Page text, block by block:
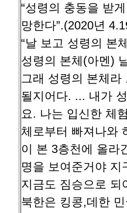
“성령의 충동을 받
망한다”.(2020년
“날 보고 성령의 본
성령의 본체(아멘)
그래 성령의 본체라
될지어다. ... 내가
요. 나는 입신한 체
체로부터 빠져나와
이 본 3층천에 올라
명을 보여준거야 지
지금도 짐승으로 되
북한은 킹콩,데한